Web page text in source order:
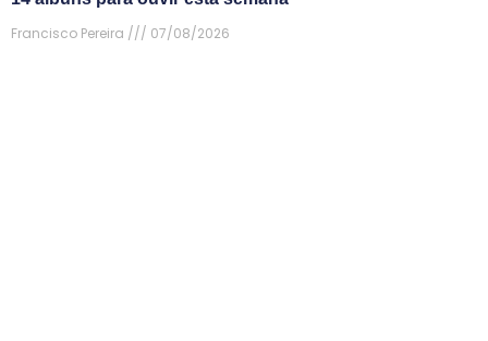
Francisco Pereira
07/08/2026